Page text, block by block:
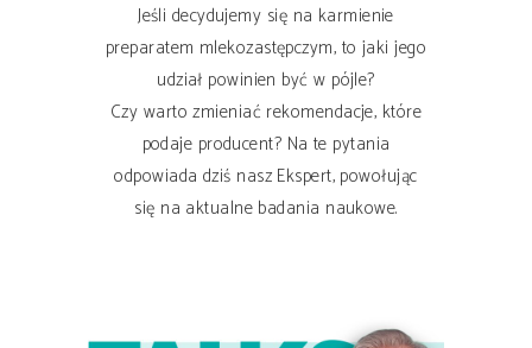
Jeśli decydujemy się na karmienie
preparatem mlekozastępczym, to jaki jego
udział powinien być w pójle?
Czy warto zmieniać rekomendacje, które
podaje producent? Na te pytania
odpowiada dziś nasz Ekspert, powołując
się na aktualne badania naukowe.